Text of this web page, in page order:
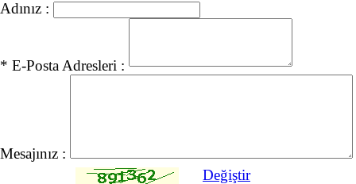
Adınız :
* E-Posta Adresleri :
Mesajınız :
Değiştir